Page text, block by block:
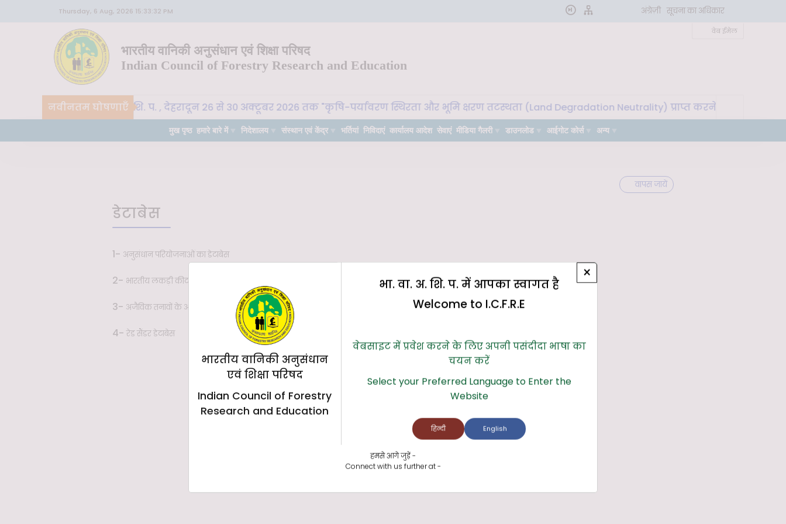
Thursday, 6 Aug, 2026 15:33:32 PM अंग्रेज़ी सूचना का अधिकार
भारतीय वानिकी अनुसंधान एवं शिक्षा परिषद
Indian Council of Forestry Research and Education
वेब ईमेल
नवीनतम घोषणाएँ
CoE-SLM, भा. वा. अ. शि. प. , देहरादून 26 से 30 अक्टूबर 2026 तक "कृषि-पर्यावरण स्थिरता और भूमि क्षरण तटस्थता (Land Degradation Neutrality) प्राप्त करने के लिए मृदा
मुख पृष्ठ हमारे बारे में निदेशालय संस्थान एवं केंद्र भर्तियां निविदाएं कार्यालय आदेश सेवाएं मीडिया गैलरी डाउनलोड आईगोट कोर्स अन्य
वापस जायें
डेटाबेस
1- अनुसंधान परियोजनाओं का डेटाबेस
2- भारतीय लकड़ी कीट डेटाबेस
3- अजैविक तनावों के अनुकूलन के लिए इन सिलिको जीन बैंक (IGBAAS)
4- रेड सैंडर डेटाबेस
×
भारतीय वानिकी अनुसंधान
एवं शिक्षा परिषद
Indian Council of Forestry
Research and Education
भा. वा. अ. शि. प. में आपका स्वागत है
Welcome to I.C.F.R.E
वेबसाइट में प्रवेश करने के लिए अपनी पसंदीदा भाषा का
चयन करें
Select your Preferred Language to Enter the
Website
हिन्दी English
हमसे आगे जुड़ें -
Connect with us further at -